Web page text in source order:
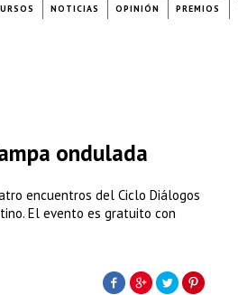
NOTICIAS OPINIÓN PREMIOS
ondulada
encuentros del Ciclo Diálogos
El evento es gratuito con